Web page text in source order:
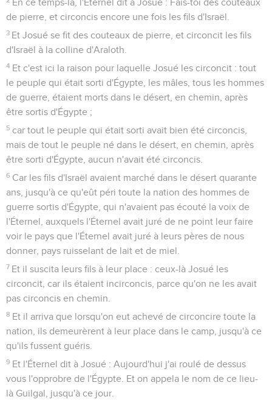
En ce temps-là, l'Éternel dit à Josué : Fais-toi des couteaux
de pierre, et circoncis encore une fois les fils d'Israël.
3 Et Josué se fit des couteaux de pierre, et circoncit les fils
d'Israël à la colline d'Araloth.
4 Et c'est ici la raison pour laquelle Josué les circoncit : tout
le peuple qui était sorti d'Égypte, les mâles, tous les hommes
de guerre, étaient morts dans le désert, en chemin, après
être sortis d'Égypte ;
5 car tout le peuple qui était sorti avait bien été circoncis,
mais de tout le peuple né dans le désert, en chemin, après
être sorti d'Égypte, aucun n'avait été circoncis.
6 Car les fils d'Israël avaient marché dans le désert quarante
ans, jusqu'à ce qu'eût péri toute la nation des hommes de
guerre sortis d'Égypte, qui n'avaient pas écouté la voix de
l'Éternel, auxquels l'Éternel avait juré de ne point leur faire
voir le pays que l'Éternel avait juré à leurs pères de nous
donner, pays ruisselant de lait et de miel.
7 Et il suscita leurs fils à leur place : ceux-là Josué les
circoncit, car ils étaient incirconcis, parce qu'on ne les avait
pas circoncis en chemin.
8 Et il arriva que lorsqu'on eut achevé de circoncire toute la
nation, ils demeurèrent à leur place dans le camp, jusqu'à ce
qu'ils fussent guéris.
9 Et l'Éternel dit à Josué : Aujourd'hui j'ai roulé de dessus
vous l'opprobre de l'Égypte. Et on appela le nom de ce lieu-
là Guilgal, jusqu'à ce jour.